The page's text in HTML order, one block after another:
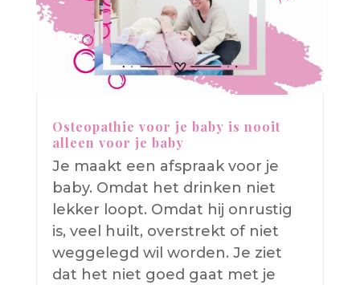
Osteopathie voor je baby is nooit
alleen voor je baby
Je maakt een afspraak voor je
baby. Omdat het drinken niet
lekker loopt. Omdat hij onrustig
is, veel huilt, overstrekt of niet
weggelegd wil worden. Je ziet
dat het niet goed gaat met je